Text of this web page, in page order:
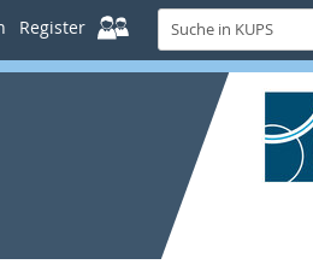
Register
Suche
in
KUPS